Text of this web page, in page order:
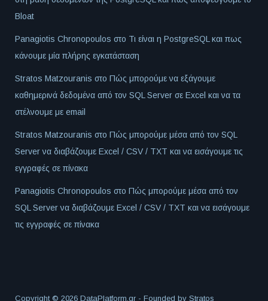
Bloat
Panagiotis Chronopoulos στο Τι είναι η PostgreSQL και πως
κάνουμε μία πλήρης εγκατάσταση
Stratos Matzouranis στο Πώς μπορούμε να εξάγουμε
καθημερινά δεδομένα από τον SQL Server σε Excel και να τα
στέλνουμε με email
Stratos Matzouranis στο Πώς μπορούμε μέσα από τον SQL
Server να διαβάζουμε Excel / CSV / TXT και να εισάγουμε τις
εγγραφές σε πίνακα
Panagiotis Chronopoulos στο Πώς μπορούμε μέσα από τον
SQL Server να διαβάζουμε Excel / CSV / TXT και να εισάγουμε
τις εγγραφές σε πίνακα
Copyright © 2026 DataPlatform.gr - Founded by Stratos